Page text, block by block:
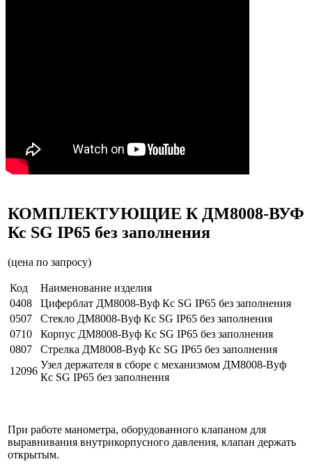
КОМПЛЕКТУЮЩИЕ К ДМ8008-ВУФ
Кс SG IP65 без заполнения
(цена по запросу)
Код
Наименование изделия
0408
Циферблат ДМ8008-Вуф Кс SG IP65 без заполнения
0507
Стекло ДМ8008-Вуф Кс SG IP65 без заполнения
0710
Корпус ДМ8008-Вуф Кс SG IP65 без заполнения
0807
Стрелка ДМ8008-Вуф Кс SG IP65 без заполнения
12096
Узел держателя в сборе с механизмом ДМ8008-Вуф
Кс SG IP65 без заполнения
При работе манометра, оборудованного клапаном для
выравнивания внутрикорпусного давления, клапан держать
открытым.